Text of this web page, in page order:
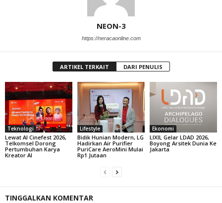
NEON-3
https://neracaonline.com
ARTIKEL TERKAIT DARI PENULIS
Teknologi
Lewat AI Cinefest 2026,
Telkomsel Dorong
Pertumbuhan Karya
Kreator AI
Lifestyle
Bidik Hunian Modern, LG
Hadirkan Air Purifier
PuriCare AeroMini Mulai
Rp1 Jutaan
Ekonomi
LIXIL Gelar LDAD 2026,
Boyong Arsitek Dunia Ke
Jakarta
TINGGALKAN KOMENTAR